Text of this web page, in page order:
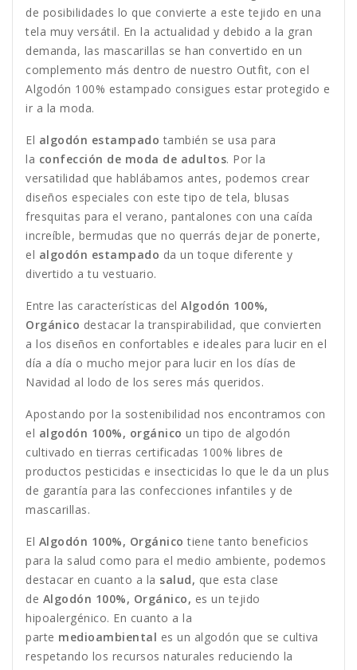
de posibilidades lo que convierte a este tejido en una
tela muy versátil. En la actualidad y debido a la gran
demanda, las mascarillas se han convertido en un
complemento más dentro de nuestro Outfit, con el
Algodón 100% estampado consigues estar protegido e
ir a la moda.
El algodón estampado también se usa para
la confección de moda de adultos. Por la
versatilidad que hablábamos antes, podemos crear
diseños especiales con este tipo de tela, blusas
fresquitas para el verano, pantalones con una caída
increíble, bermudas que no querrás dejar de ponerte,
el algodón estampado da un toque diferente y
divertido a tu vestuario.
Entre las características del Algodón 100%,
Orgánico destacar la transpirabilidad, que convierten
a los diseños en confortables e ideales para lucir en el
día a día o mucho mejor para lucir en los días de
Navidad al lodo de los seres más queridos.
Apostando por la sostenibilidad nos encontramos con
el algodón 100%, orgánico un tipo de algodón
cultivado en tierras certificadas 100% libres de
productos pesticidas e insecticidas lo que le da un plus
de garantía para las confecciones infantiles y de
mascarillas.
El Algodón 100%, Orgánico tiene tanto beneficios
para la salud como para el medio ambiente, podemos
destacar en cuanto a la salud, que esta clase
de Algodón 100%, Orgánico, es un tejido
hipoalergénico. En cuanto a la
parte medioambiental es un algodón que se cultiva
respetando los recursos naturales reduciendo la